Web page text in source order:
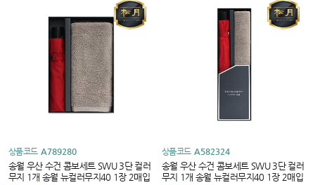
상품코드 A789280
송월 우산 수건 콤보세트 SWU 3단 컬러
무지 1개 송월 뉴컬러무지40 1장 2매입
상품코드 A582324
송월 우산 수건 콤보세트 SWU 3단 컬러
무지 1개 송월 뉴컬러무지40 1장 2매입